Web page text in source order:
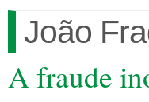
João
A fraude